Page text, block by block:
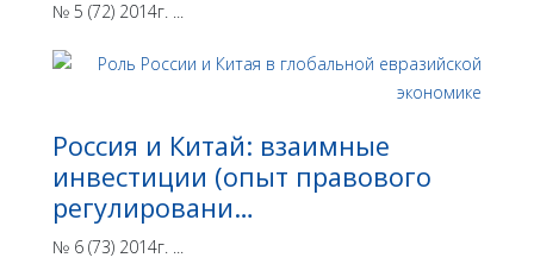
№ 5 (72) 2014г. ...
Россия и Китай: взаимные
инвестиции (опыт правового
регулировани…
№ 6 (73) 2014г. ...